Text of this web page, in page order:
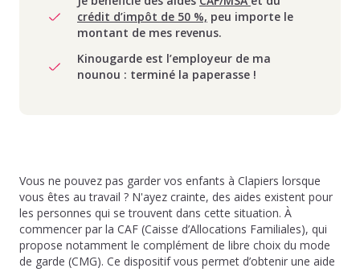
crédit d’impôt de 50 %, peu importe le
montant de mes revenus.
Kinougarde est l’employeur de ma
nounou : terminé la paperasse !
Vous ne pouvez pas garder vos enfants à Clapiers lorsque
vous êtes au travail ? N'ayez crainte, des aides existent pour
les personnes qui se trouvent dans cette situation. À
commencer par la CAF (Caisse d’Allocations Familiales), qui
propose notamment le complément de libre choix du mode
de garde (CMG). Ce dispositif vous permet d’obtenir une aide